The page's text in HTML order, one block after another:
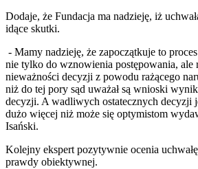
Dodaje, że Fundacja ma nadzieję, iż
idące skutki.
- Mamy nadzieję, że zapoczątkuje to
nie tylko do wznowienia postępowania, ale
nieważności decyzji z powodu rażącego
niż do tej pory sąd uważał są wnioski
decyzji. A wadliwych ostatecznych decyzji
dużo więcej niż może się optymistom
Isański.
Kolejny ekspert pozytywnie ocenia
prawdy obiektywnej.